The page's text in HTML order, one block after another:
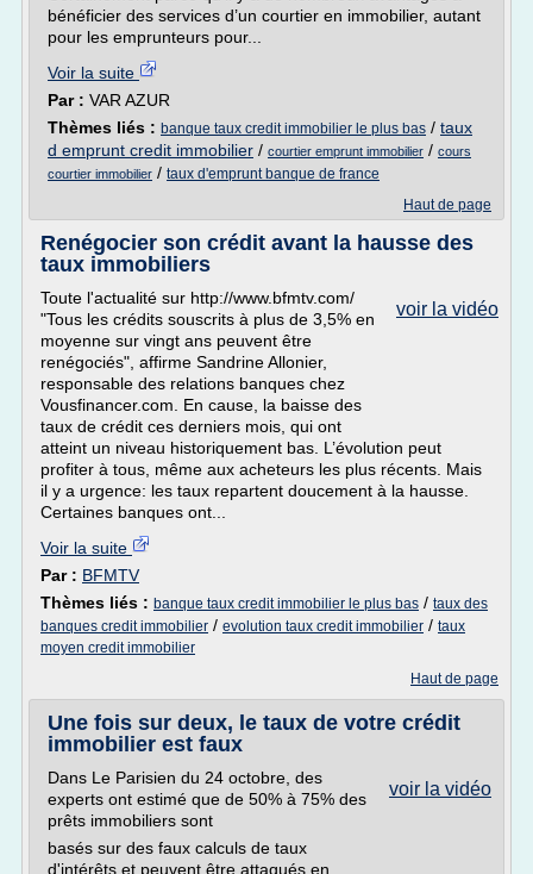
bénéficier des services d’un courtier en immobilier, autant
pour les emprunteurs pour...
Voir la suite
Par : VAR AZUR
Thèmes liés : banque taux credit immobilier le plus bas / taux
d emprunt credit immobilier / courtier emprunt immobilier / cours
courtier immobilier / taux d'emprunt banque de france
Haut de page
Renégocier son crédit avant la hausse des
taux immobiliers
voir la vidéo
Toute l'actualité sur http://www.bfmtv.com/
"Tous les crédits souscrits à plus de 3,5% en
moyenne sur vingt ans peuvent être
renégociés", affirme Sandrine Allonier,
responsable des relations banques chez
Vousfinancer.com. En cause, la baisse des
taux de crédit ces derniers mois, qui ont
atteint un niveau historiquement bas. L’évolution peut
profiter à tous, même aux acheteurs les plus récents. Mais
il y a urgence: les taux repartent doucement à la hausse.
Certaines banques ont...
Voir la suite
Par : BFMTV
Thèmes liés : banque taux credit immobilier le plus bas / taux des
banques credit immobilier / evolution taux credit immobilier / taux
moyen credit immobilier
Haut de page
Une fois sur deux, le taux de votre crédit
immobilier est faux
voir la vidéo
Dans Le Parisien du 24 octobre, des
experts ont estimé que de 50% à 75% des
prêts immobiliers sont
basés sur des faux calculs de taux
d'intérêts et peuvent être attaqués en